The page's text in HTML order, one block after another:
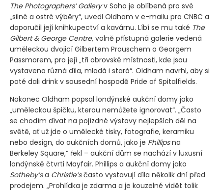
The Photographers’ Galleryv Soho je oblíbená pro své
„silné a ostré výběry“, uvedl Oldham v e-mailu pro CNBC a
doporučil její knihkupectví a kavárnu. Líbí se mu také The
Gilbert & George Centre, volně přístupná galerie vedená
uměleckou dvojicí Gilbertem Prouschem a Georgem
Passmorem, pro její „tři obrovské místnosti, kde jsou
vystavena různá díla, mladá i stará“. Oldham navrhl, aby si
poté dali drink v sousední hospodě Pride of Spitalfields.
Nakonec Oldham popsal londýnské aukční domy jako
„uměleckou špičku, kterou nemůžete ignorovat“. „Často
se chodím dívat na pojízdné výstavy nejlepších děl na
světě, ať už jde o umělecké tisky, fotografie, keramiku
nebo design, do aukčních domů, jako je Phillipsna
Berkeley Square,“ řekl – aukční dům se nachází v luxusní
londýnské čtvrti Mayfair. Phillips a aukční domy jako
Sotheby’sa Christie’sčasto vystavují díla několik dní před
prodejem. „Prohlídka je zdarma a je kouzelné vidět tolik